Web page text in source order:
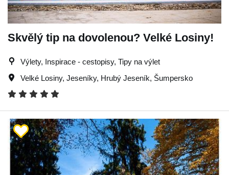
Skvělý tip na dovolenou? Velké Losiny!
Výlety, Inspirace - cestopisy, Tipy na výlet
Velké Losiny, Jeseníky, Hrubý Jeseník, Šumpersko